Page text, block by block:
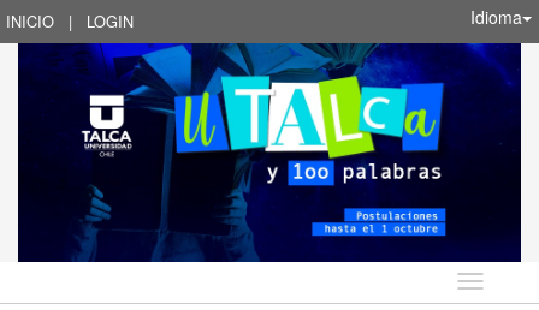
INICIO | LOGIN Idioma
Idioma